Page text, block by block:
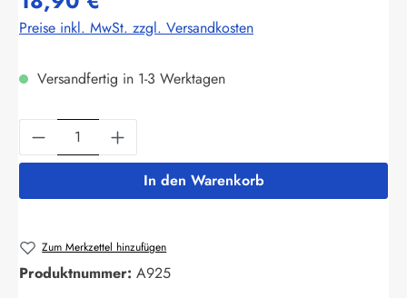
Preise inkl. MwSt. zzgl. Versandkosten
Versandfertig in 1-3 Werktagen
Produkt Anzahl: Gib den gewünschten
In den Warenkorb
Zum Merkzettel hinzufügen
Produktnummer: A925